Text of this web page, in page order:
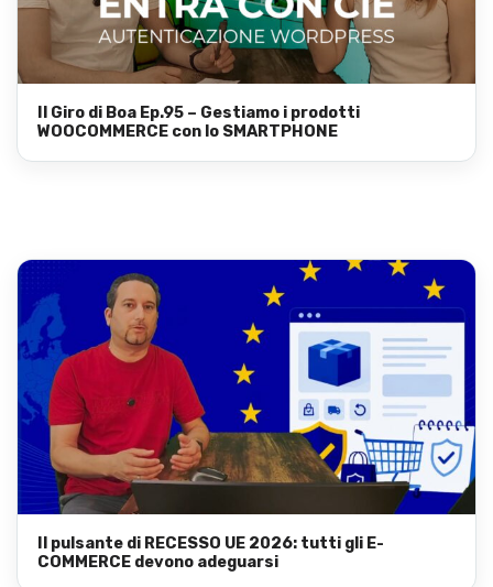
Il Giro di Boa Ep.95 – Gestiamo i prodotti
WOOCOMMERCE con lo SMARTPHONE
Il pulsante di RECESSO UE 2026: tutti gli E-
COMMERCE devono adeguarsi